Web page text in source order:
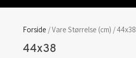
Forside / Vare Størrelse (cm) / 44x38
44x38